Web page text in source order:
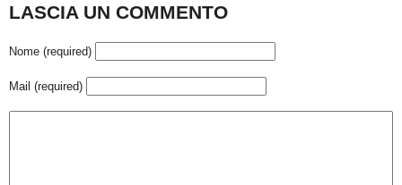
LASCIA UN COMMENTO
Nome (required)
Mail (required)